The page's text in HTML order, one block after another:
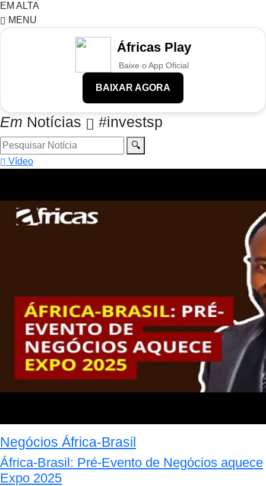
EM ALTA
MENU
Áfricas Play
Baixe o App Oficial
BAIXAR AGORA
Em Notícias #investsp
🔍
Vídeo
Negócios África-Brasil
África-Brasil: Pré-Evento de Negócios aquece
Expo 2025